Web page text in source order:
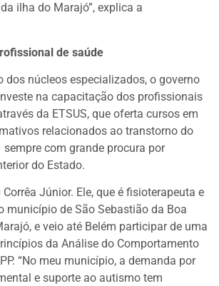
ilha do Marajó”, explica a
de saúde
dos núcleos especializados, o governo
na capacitação dos profissionais
da ETSUS, que oferta cursos em
relacionados ao transtorno do
com grande procura por
do Estado.
Corrêa Júnior. Ele, que é fisioterapeuta e
município de São Sebastião da Boa
e veio até Belém participar de uma
da Análise do Comportamento
“No meu município, a demanda por
e suporte ao autismo tem